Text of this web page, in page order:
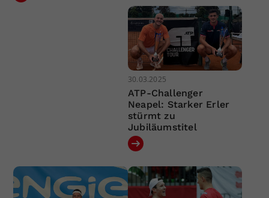
30.03.2025
ATP-Challenger
Neapel: Starker Erler
stürmt zu
Jubiläumstitel